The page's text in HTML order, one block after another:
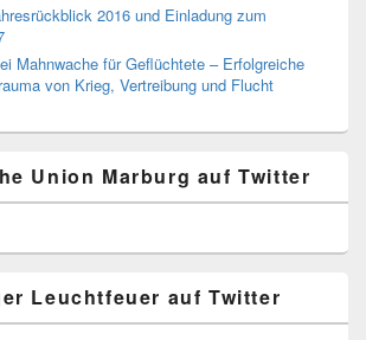
2016 und Einladung zum
Mahnwache für Geflüchtete – Erfolgreiche
von Krieg, Vertreibung und Flucht
Union Marburg auf Twitter
Leuchtfeuer auf Twitter